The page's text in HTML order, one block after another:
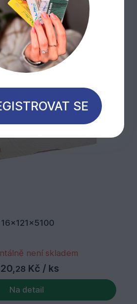
není skladem
28 Kč / ks
Na detail
SE